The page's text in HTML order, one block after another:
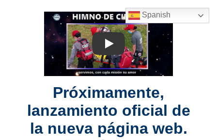
Spanish
Reproducir
Próximamente,
lanzamiento oficial de
la nueva página web.